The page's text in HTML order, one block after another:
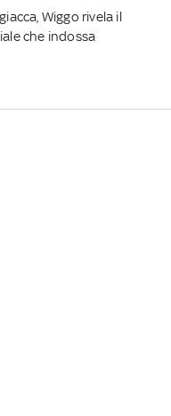
Wiggo rivela il
che indossa